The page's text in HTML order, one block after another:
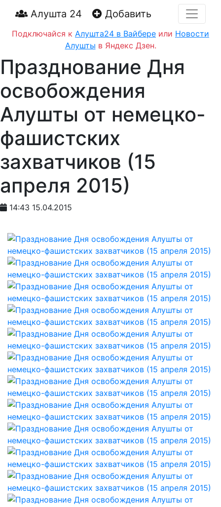
Алушта 24 Добавить
Подключайся к Алушта24 в Вайбере или Новости
Алушты в Яндекс Дзен.
Празднование Дня
освобождения
Алушты от немецко-
фашистских
захватчиков (15
апреля 2015)
14:43 15.04.2015